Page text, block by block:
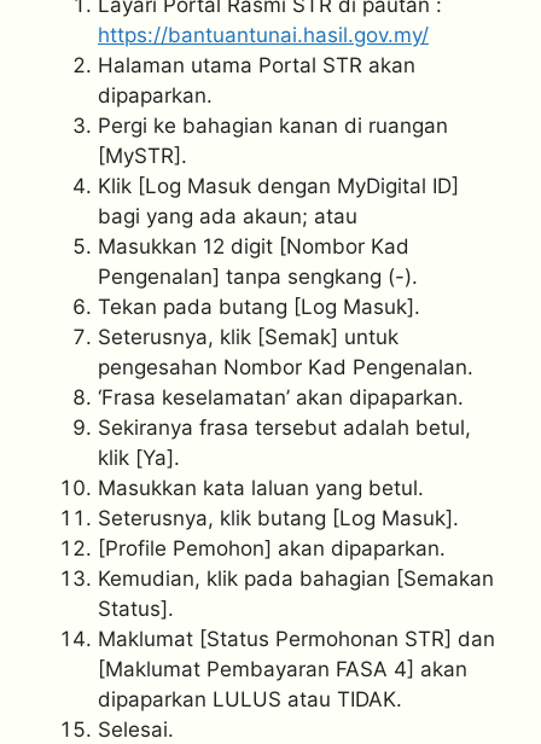
Layari Portal Rasmi STR di pautan :
https://bantuantunai.hasil.gov.my/
Halaman utama Portal STR akan
dipaparkan.
Pergi ke bahagian kanan di ruangan
[MySTR].
Klik [Log Masuk dengan MyDigital ID]
bagi yang ada akaun; atau
Masukkan 12 digit [Nombor Kad
Pengenalan] tanpa sengkang (-).
Tekan pada butang [Log Masuk].
Seterusnya, klik [Semak] untuk
pengesahan Nombor Kad Pengenalan.
‘Frasa keselamatan’ akan dipaparkan.
Sekiranya frasa tersebut adalah betul,
klik [Ya].
Masukkan kata laluan yang betul.
Seterusnya, klik butang [Log Masuk].
[Profile Pemohon] akan dipaparkan.
Kemudian, klik pada bahagian [Semakan
Status].
Maklumat [Status Permohonan STR] dan
[Maklumat Pembayaran FASA 4] akan
dipaparkan LULUS atau TIDAK.
Selesai.